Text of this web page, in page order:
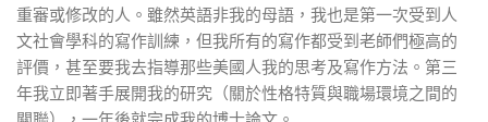
重審或修改的人。雖然英語非我的母語，我也是第一次受到人
文社會學科的寫作訓練，但我所有的寫作都受到老師們極高的
評價，甚至要我去指導那些美國人我的思考及寫作方法。第三
年我立即著手展開我的研究（關於性格特質與職場環境之間的